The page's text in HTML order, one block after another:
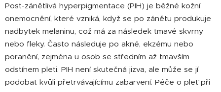
Post-zánětlivá hyperpigmentace (PIH) je běžné kožní
onemocnění, které vzniká, když se po zánětu produkuje
nadbytek melaninu, což má za následek tmavé skvrny
nebo fleky. Často následuje po akné, ekzému nebo
poranění, zejména u osob se středním až tmavším
odstínem pleti. PIH není skutečná jizva, ale může se jí
podobat kvůli přetrvávajícímu zabarvení. Péče o pleť při